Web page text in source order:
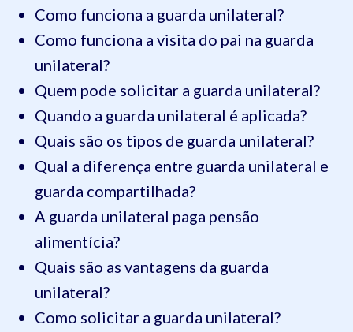
Como funciona a guarda unilateral?
Como funciona a visita do pai na guarda
unilateral?
Quem pode solicitar a guarda unilateral?
Quando a guarda unilateral é aplicada?
Quais são os tipos de guarda unilateral?
Qual a diferença entre guarda unilateral e
guarda compartilhada?
A guarda unilateral paga pensão
alimentícia?
Quais são as vantagens da guarda
unilateral?
Como solicitar a guarda unilateral?